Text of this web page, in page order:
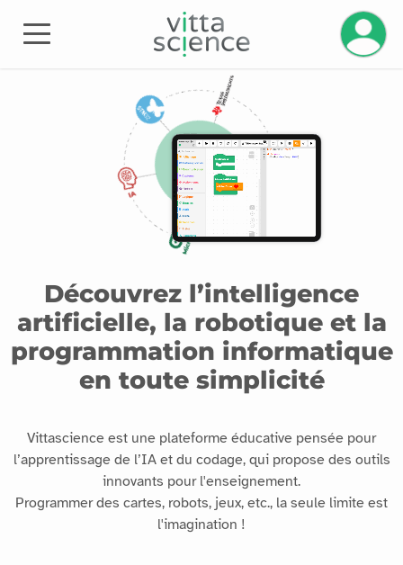
Gérez
Découvrez l’intelligence
artificielle, la robotique et la
programmation informatique
en toute simplicité
Vittascience est une plateforme éducative pensée pour
l’apprentissage de l’IA et du codage, qui propose des outils
innovants pour l'enseignement.
Programmer des cartes, robots, jeux, etc., la seule limite est
l'imagination !